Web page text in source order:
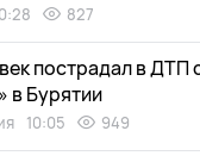
827
пострадал в ДТП
в Бурятии
10:05 949